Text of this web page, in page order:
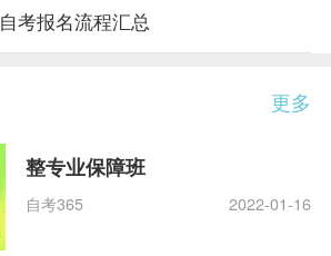
考报名流程汇总
更多
整专业保障班
自考365 2022-01-16